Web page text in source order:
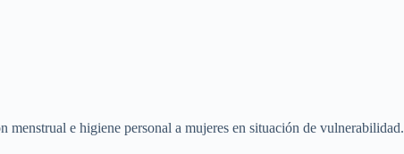
e higiene personal a mujeres en situación de vulnerabilidad.